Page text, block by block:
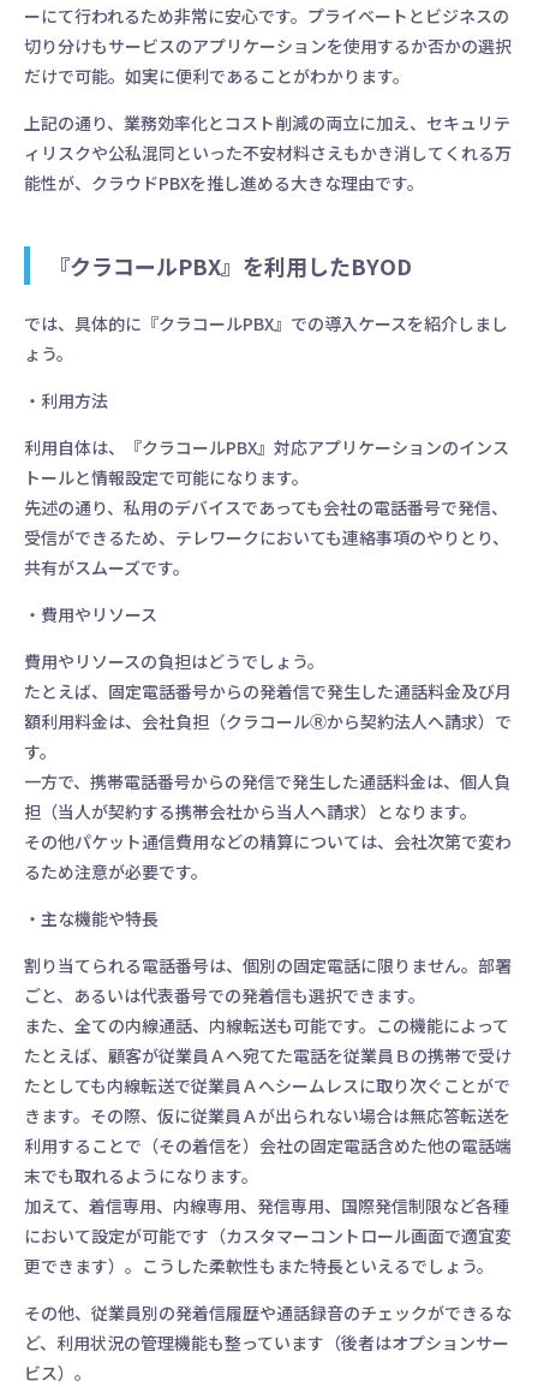
ーにて行われるため非常に安心です。プライベートとビジネスの
切り分けもサービスのアプリケーションを使用するか否かの選択
だけで可能。如実に便利であることがわかります。
上記の通り、業務効率化とコスト削減の両立に加え、セキュリテ
ィリスクや公私混同といった不安材料さえもかき消してくれる万
能性が、クラウドPBXを推し進める大きな理由です。
『クラコールPBX』を利用したBYOD
では、具体的に『クラコールPBX』での導入ケースを紹介しまし
ょう。
・利用方法
利用自体は、『クラコールPBX』対応アプリケーションのインス
トールと情報設定で可能になります。
先述の通り、私用のデバイスであっても会社の電話番号で発信、
受信ができるため、テレワークにおいても連絡事項のやりとり、
共有がスムーズです。
・費用やリソース
費用やリソースの負担はどうでしょう。
たとえば、固定電話番号からの発着信で発生した通話料金及び月
額利用料金は、会社負担（クラコールⓇから契約法人へ請求）で
す。
一方で、携帯電話番号からの発信で発生した通話料金は、個人負
担（当人が契約する携帯会社から当人へ請求）となります。
その他パケット通信費用などの精算については、会社次第で変わ
るため注意が必要です。
・主な機能や特長
割り当てられる電話番号は、個別の固定電話に限りません。部署
ごと、あるいは代表番号での発着信も選択できます。
また、全ての内線通話、内線転送も可能です。この機能によって
たとえば、顧客が従業員Ａへ宛てた電話を従業員Ｂの携帯で受け
たとしても内線転送で従業員Ａへシームレスに取り次ぐことがで
きます。その際、仮に従業員Ａが出られない場合は無応答転送を
利用することで（その着信を）会社の固定電話含めた他の電話端
末でも取れるようになります。
加えて、着信専用、内線専用、発信専用、国際発信制限など各種
において設定が可能です（カスタマーコントロール画面で適宜変
更できます）。こうした柔軟性もまた特長といえるでしょう。
その他、従業員別の発着信履歴や通話録音のチェックができるな
ど、利用状況の管理機能も整っています（後者はオプションサー
ビス）。